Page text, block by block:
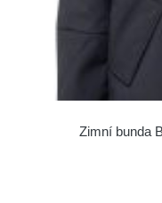
Zimní bunda